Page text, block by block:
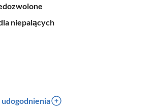
niepalących